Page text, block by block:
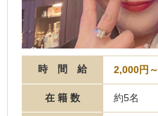
時 間 給 2,000円～
在 籍 数 約5名